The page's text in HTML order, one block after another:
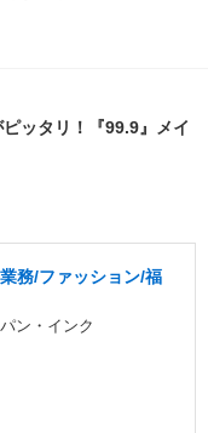
ッタリ！『99.9』メイ
務/ファッション/福
ン・インク